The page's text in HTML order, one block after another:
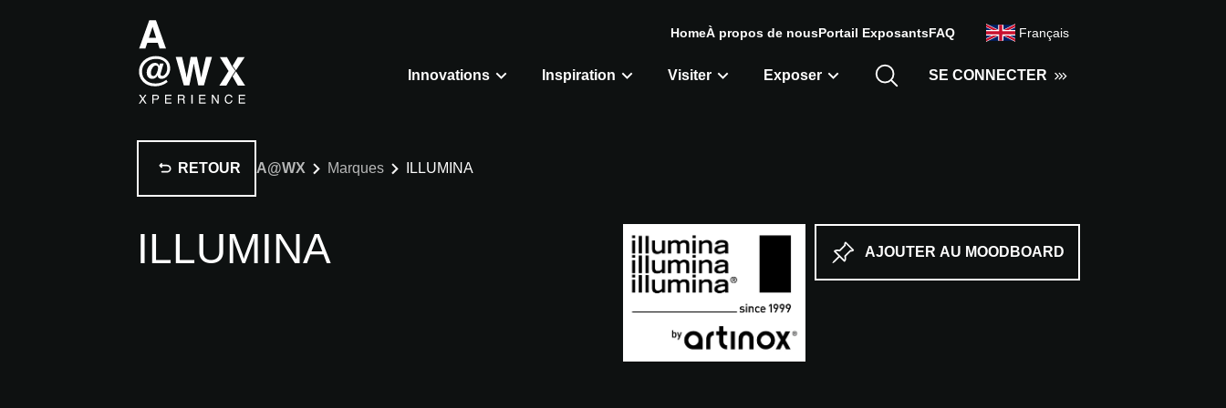
Innovations Inspiration Visiter Exposer SE CONNECTER
HomeÀ propos de nousPortail ExposantsFAQ Français
RETOUR A@WX Marques ILLUMINA
ILLUMINA AJOUTER AU MOODBOARD